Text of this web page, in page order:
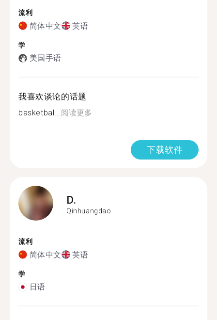
流利
简体中文 英语
学
美国手语
我喜欢谈论的话题
basketbal...阅读更多
下载软件
D.
Qinhuangdao
流利
简体中文 英语
学
日语